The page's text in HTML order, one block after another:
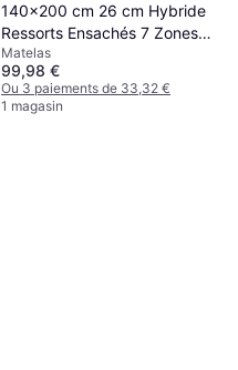
140x200 cm 26 cm Hybride
Ressorts Ensachés 7 Zones
Matelas
Matelas
99,98 €
Ou 3 paiements de 33,32 €
1 magasin